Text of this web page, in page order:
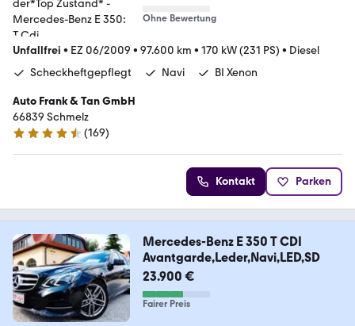
Ohne Bewertung
Unfallfrei • EZ 06/2009 • 97.600 km • 170 kW (231 PS) • Diesel
Scheckheftgepflegt
Navi BI Xenon
Auto Frank & Tan GmbH
66839 Schmelz
4.6 Sterne
(169)
Kontakt Parken
Mercedes-Benz E 350 T CDI
Avantgarde,Leder,Navi,LED,SD
23.900 €
Fairer Preis